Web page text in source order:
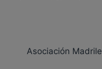
Asociación